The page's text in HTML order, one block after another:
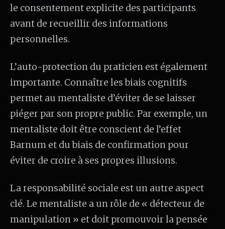
le consentement explicite des participants
avant de recueillir des informations
personnelles.
L’auto-protection du praticien est également
importante. Connaître les biais cognitifs
permet au mentaliste d’éviter de se laisser
piéger par son propre public. Par exemple, un
mentaliste doit être conscient de l’effet
Barnum et du biais de confirmation pour
éviter de croire à ses propres illusions.
La responsabilité sociale est un autre aspect
clé. Le mentaliste a un rôle de « détecteur de
manipulation » et doit promouvoir la pensée